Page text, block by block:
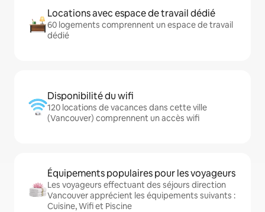
Locations avec espace de travail dédié
60 logements comprennent un espace de travail
dédié
Disponibilité du wifi
120 locations de vacances dans cette ville
(Vancouver) comprennent un accès wifi
Équipements populaires pour les voyageurs
Les voyageurs effectuant des séjours direction
Vancouver apprécient les équipements suivants :
Cuisine, Wifi et Piscine